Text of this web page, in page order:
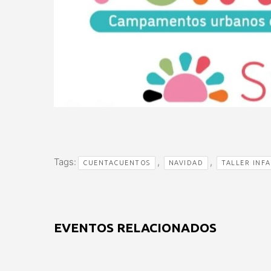
Tags: CUENTACUENTOS , NAVIDAD , TALLER
EVENTOS RELACIONADOS